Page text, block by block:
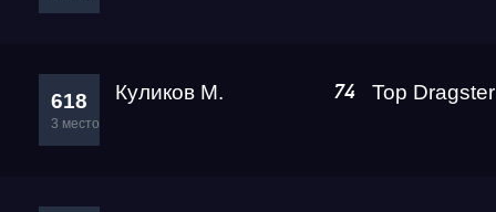
618
3 место
Куликов М. 74 Top